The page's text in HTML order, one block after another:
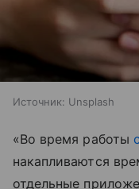
Источник: Unsplash
«Во время работы
накапливаются
отдельные